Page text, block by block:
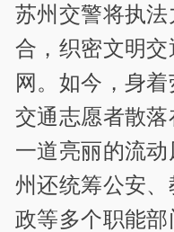
苏州交警将执
合，织密文明
网。如今，身
交通志愿者散
一道亮丽的流
州还统筹公安
政等多个职能部